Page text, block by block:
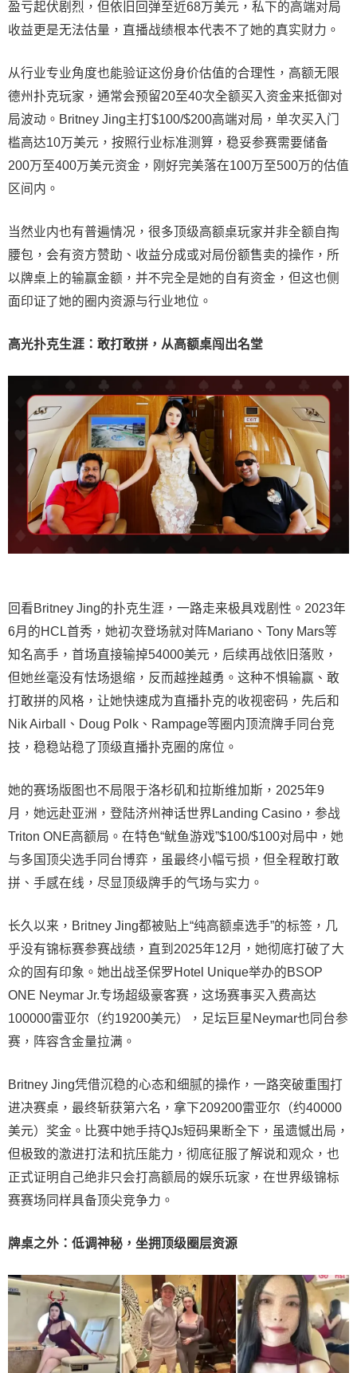
盈亏起伏剧烈，但依旧回弹至近68万美元，私下的高端对局
收益更是无法估量，直播战绩根本代表不了她的真实财力。
从行业专业角度也能验证这份身价估值的合理性，高额无限
德州扑克玩家，通常会预留20至40次全额买入资金来抵御对
局波动。Britney Jing主打$100/$200高端对局，单次买入门
槛高达10万美元，按照行业标准测算，稳妥参赛需要储备
200万至400万美元资金，刚好完美落在100万至500万的估值
区间内。
当然业内也有普遍情况，很多顶级高额桌玩家并非全额自掏
腰包，会有资方赞助、收益分成或对局份额售卖的操作，所
以牌桌上的输赢金额，并不完全是她的自有资金，但这也侧
面印证了她的圈内资源与行业地位。
高光扑克生涯：敢打敢拼，从高额桌闯出名堂
回看Britney Jing的扑克生涯，一路走来极具戏剧性。2023年
6月的HCL首秀，她初次登场就对阵Mariano、Tony Mars等
知名高手，首场直接输掉54000美元，后续再战依旧落败，
但她丝毫没有怯场退缩，反而越挫越勇。这种不惧输赢、敢
打敢拼的风格，让她快速成为直播扑克的收视密码，先后和
Nik Airball、Doug Polk、Rampage等圈内顶流牌手同台竞
技，稳稳站稳了顶级直播扑克圈的席位。
她的赛场版图也不局限于洛杉矶和拉斯维加斯，2025年9
月，她远赴亚洲，登陆济州神话世界Landing Casino，参战
Triton ONE高额局。在特色“鱿鱼游戏”$100/$100对局中，她
与多国顶尖选手同台博弈，虽最终小幅亏损，但全程敢打敢
拼、手感在线，尽显顶级牌手的气场与实力。
长久以来，Britney Jing都被贴上“纯高额桌选手”的标签，几
乎没有锦标赛参赛战绩，直到2025年12月，她彻底打破了大
众的固有印象。她出战圣保罗Hotel Unique举办的BSOP
ONE Neymar Jr.专场超级豪客赛，这场赛事买入费高达
100000雷亚尔（约19200美元），足坛巨星Neymar也同台参
赛，阵容含金量拉满。
Britney Jing凭借沉稳的心态和细腻的操作，一路突破重围打
进决赛桌，最终斩获第六名，拿下209200雷亚尔（约40000
美元）奖金。比赛中她手持QJs短码果断全下，虽遗憾出局，
但极致的激进打法和抗压能力，彻底征服了解说和观众，也
正式证明自己绝非只会打高额局的娱乐玩家，在世界级锦标
赛赛场同样具备顶尖竞争力。
牌桌之外：低调神秘，坐拥顶级圈层资源